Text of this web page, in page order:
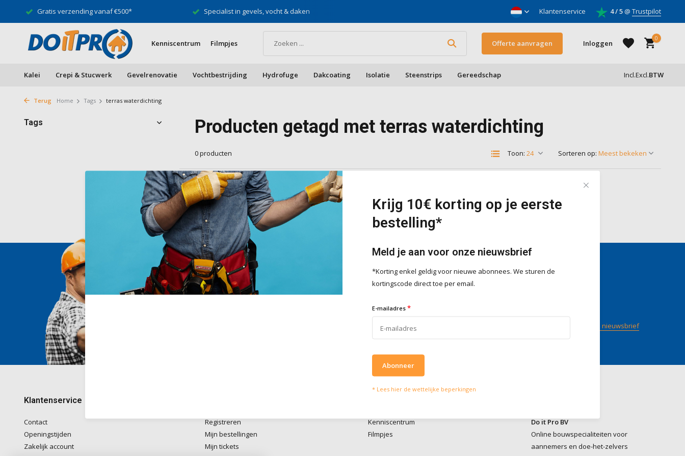
Gratis verzending vanaf €500* Specialist in gevels, vocht & daken Klantenservice 4 / 5@ Trustpilot
Kenniscentrum Filmpjes Offerte aanvragen Inloggen
0
Kalei Crepi & Stucwerk Gevelrenovatie Vochtbestrijding Hydrofuge Dakcoating Isolatie Steenstrips Gereedschap Incl.Excl.BTW
Terug Home Tags terras waterdichting
Tags Producten getagd met terras waterdichting
0 producten Toon: Sorteren op:
Geen producten gevonden!...
Wij helpen je graag Wat onze klanten zeggen
4 / 5
Wij scoren een
Trustpilot
Meld je aan voor onze nieuwsbrief
Klantenservice
Contact
Openingstijden
Zakelijk account
Registreren
Mijn bestellingen
Mijn tickets
Kenniscentrum
Filmpjes
Do it Pro BV
Online bouwspecialiteiten voor
aannemers en doe-het-zelvers
Krijg 10€ korting op je eerste
bestelling*
Meld je aan voor onze nieuwsbrief
*Korting enkel geldig voor nieuwe abonnees. We sturen de
kortingscode direct toe per email.
E-mailadres *
Abonneer
* Lees hier de wettelijke beperkingen